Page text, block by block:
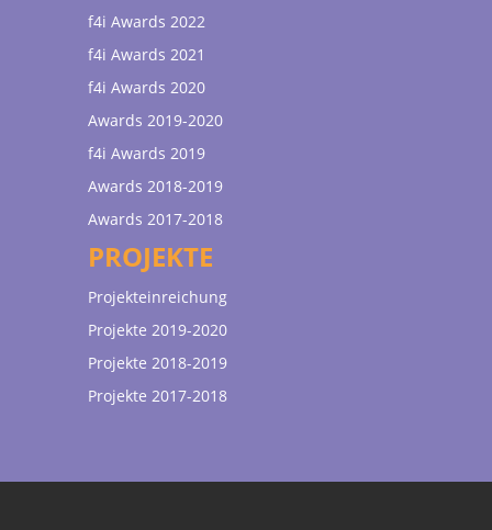
f4i Awards 2022
f4i Awards 2021
f4i Awards 2020
Awards 2019-2020
f4i Awards 2019
Awards 2018-2019
Awards 2017-2018
PROJEKTE
Projekteinreichung
Projekte 2019-2020
Projekte 2018-2019
Projekte 2017-2018